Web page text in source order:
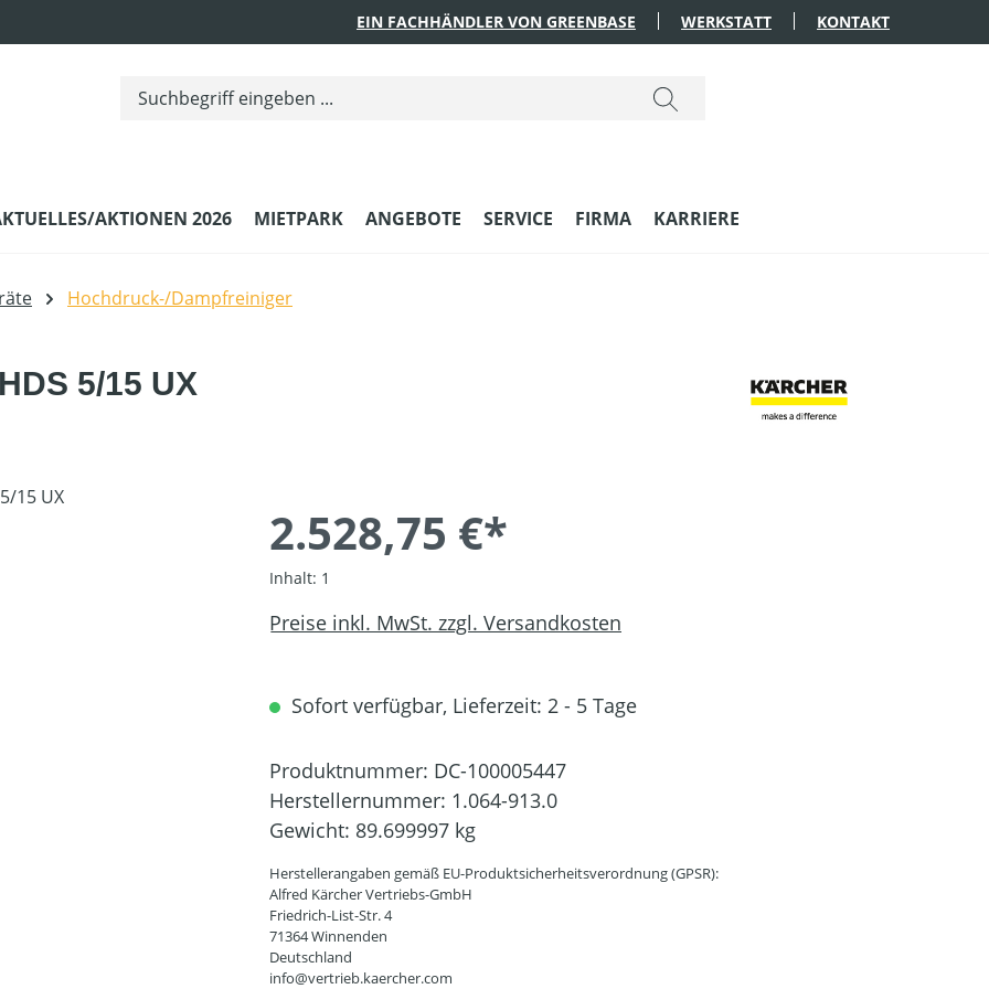
EIN FACHHÄNDLER VON GREENBASE WERKSTATT KONTAKT
AKTIONEN 2026 MIETPARK ANGEBOTE SERVICE FIRMA KARRIERE
Hochdruck-/Dampfreiniger
5/15 UX
2.528,75 €*
Inhalt: 1
Preise inkl. MwSt. zzgl. Versandkosten
Sofort verfügbar, Lieferzeit: 2 - 5 Tage
Produktnummer: DC-100005447
Herstellernummer: 1.064-913.0
Gewicht: 89.699997 kg
Herstellerangaben gemäß EU-Produktsicherheitsverordnung (GPSR):
Alfred Kärcher Vertriebs-GmbH
Friedrich-List-Str. 4
71364 Winnenden
Deutschland
info@vertrieb.kaercher.com